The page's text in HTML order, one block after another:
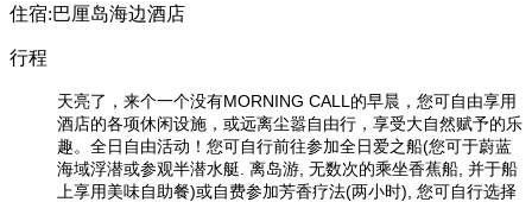
住宿:巴厘岛海边酒店
行程
天亮了，来个一个没有MORNING CALL的早晨，您可自由享用
酒店的各项休闲设施，或远离尘嚣自由行，享受大自然赋予的乐
趣。全日自由活动！您可自行前往参加全日爱之船(您可于蔚蓝
海域浮潜或参观半潜水艇. 离岛游, 无数次的乘坐香蕉船, 并于船
上享用美味自助餐)或自费参加芳香疗法(两小时), 您可自行选择